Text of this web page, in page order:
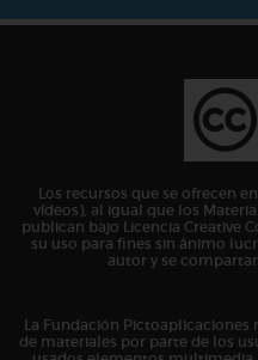
Los recursos que se ofrecen
vídeos), al igual que los
publican bajo Licencia Creative
su uso para fines sin ánimo
autor y se
La Fundación Pictoaplicaciones
de materiales por parte de los